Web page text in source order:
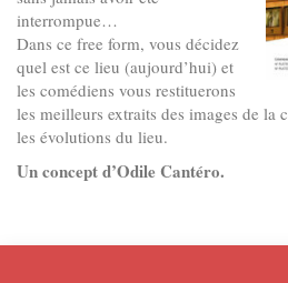
interrompue…
Dans ce free form, vous décidez
quel est ce lieu (aujourd’hui) et
les comédiens vous restituerons
les meilleurs extraits des images de la
les évolutions du lieu.
Un concept d’Odile Cantéro.